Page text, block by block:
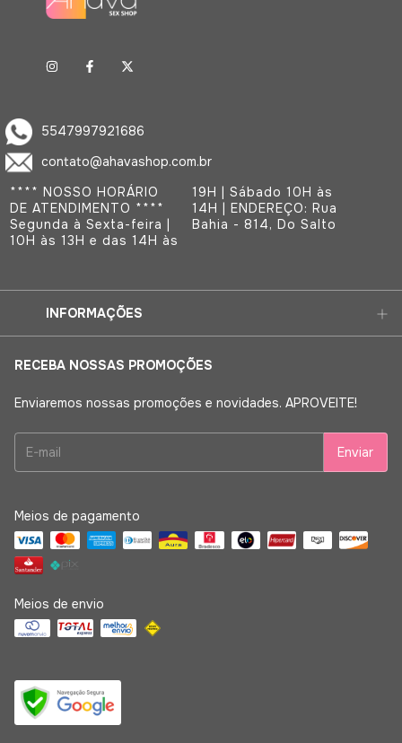
5547997921686
contato@ahavashop.com.br
**** NOSSO HORÁRIO
DE ATENDIMENTO ****
Segunda à Sexta-feira |
10H às 13H e das 14H às
19H | Sábado 10H às
14H | ENDEREÇO: Rua
Bahia - 814, Do Salto
INFORMAÇÕES
RECEBA NOSSAS PROMOÇÕES
Enviaremos nossas promoções e novidades. APROVEITE!
Meios de pagamento
Meios de envio